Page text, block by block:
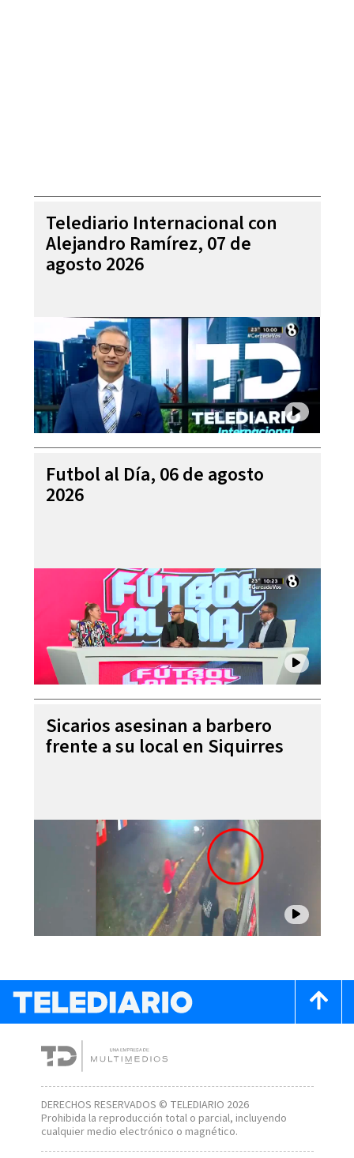
Telediario Internacional con
Alejandro Ramírez, 07 de
agosto 2026
Futbol al Día, 06 de agosto
2026
Sicarios asesinan a barbero
frente a su local en Siquirres
DERECHOS RESERVADOS © TELEDIARIO 2026
Prohibida la reproducción total o parcial, incluyendo
cualquier medio electrónico o magnético.